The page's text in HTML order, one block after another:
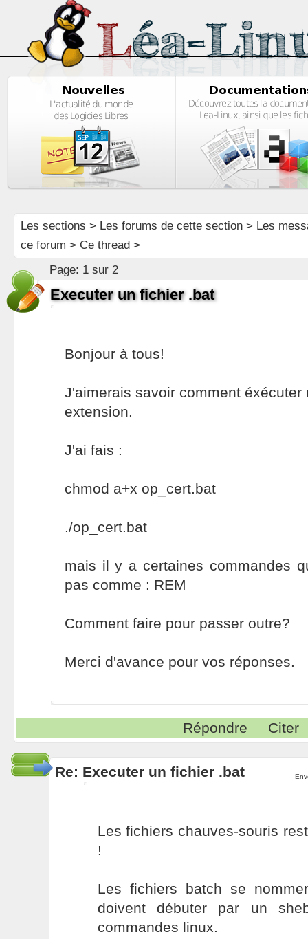
Les sections > Les forums de cette section> Les
ce forum > Ce thread >
Page: 1 sur 2
Executer un fichier .bat
Bonjour à tous!
J'aimerais savoir comment éxécuter
extension.
J'ai fais :
chmod a+x op_cert.bat
./op_cert.bat
mais il y a certaines commandes
pas comme : REM
Comment faire pour passer outre?
Merci d'avance pour vos réponses.
Répondre Citer
Re: Executer un fichier .bat
Les fichiers chauves-souris
!
Les fichiers batch se
doivent débuter par un
commandes linux.